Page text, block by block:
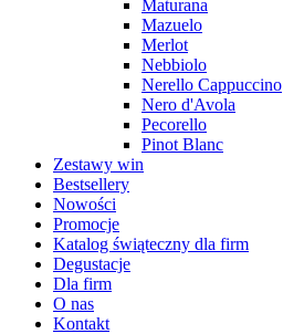
Maturana
Mazuelo
Merlot
Nebbiolo
Nerello Cappuccino
Nero d'Avola
Pecorello
Pinot Blanc
Zestawy win
Bestsellery
Nowości
Promocje
Katalog świąteczny dla firm
Degustacje
Dla firm
O nas
Kontakt